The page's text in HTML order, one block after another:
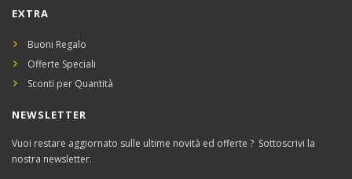
EXTRA
Buoni Regalo
Offerte Speciali
Sconti per Quantità
NEWSLETTER
Vuoi restare aggiornato sulle ultime novità ed offerte ? Sottoscrivi la
nostra newsletter.